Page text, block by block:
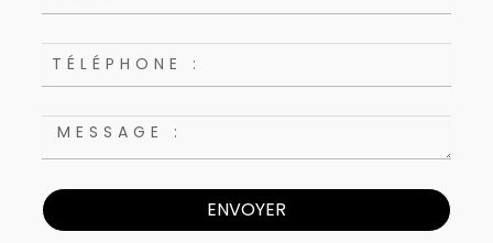
ENVOYER